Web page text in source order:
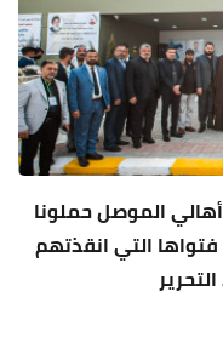
أهالي الموصل حملونا
التي انقذتهم